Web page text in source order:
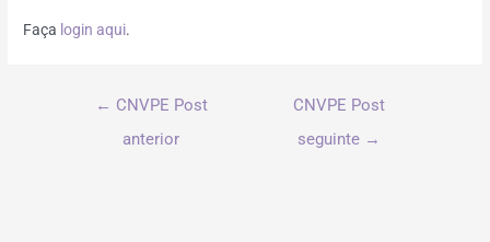
Faça login aqui.
← CNVPE Post
anterior
CNVPE Post
seguinte →